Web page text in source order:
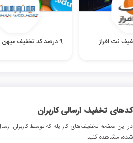
9 درصد کد تخفیف میهن وب هاست
کدهای تخفیف ارسالی کاربران
در این صفحه تخفیف‌های کار پله که توسط کاربران
شده، مشاهده کنید.